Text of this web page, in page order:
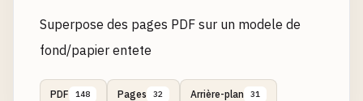
Superpose des pages PDF sur un modele de
fond/papier entete
PDF 148 Pages 32 Arrière-plan 31